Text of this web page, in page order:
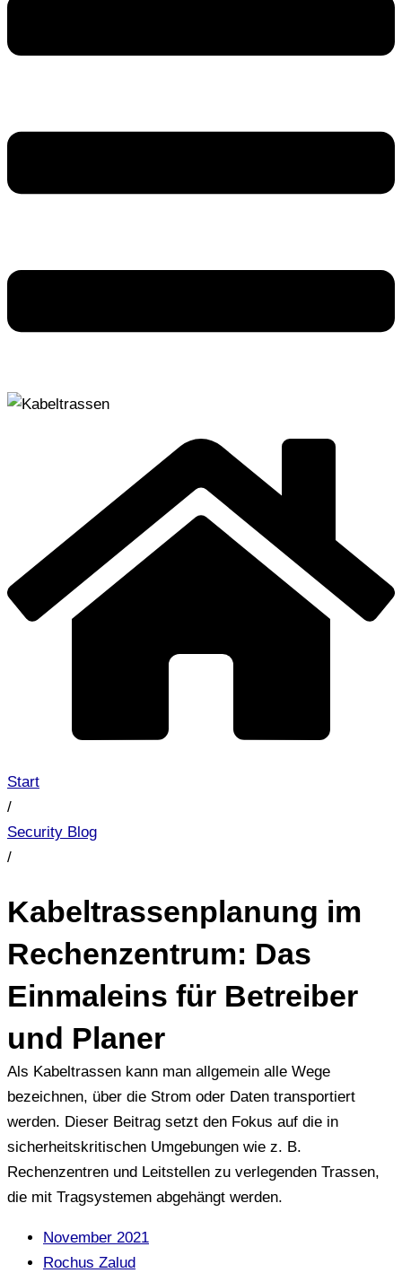
Start
/
Security Blog
/
Kabeltrassenplanung im
Rechenzentrum: Das
Einmaleins für Betreiber
und Planer
Als Kabeltrassen kann man allgemein alle Wege
bezeichnen, über die Strom oder Daten transportiert
werden. Dieser Beitrag setzt den Fokus auf die in
sicherheitskritischen Umgebungen wie z. B.
Rechenzentren und Leitstellen zu verlegenden Trassen,
die mit Tragsystemen abgehängt werden.
November 2021
Rochus Zalud